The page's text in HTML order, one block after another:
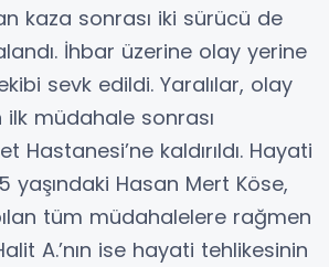
kaza sonrası iki sürücü de
İhbar üzerine olay yerine
sevk edildi. Yaralılar, olay
ilk müdahale sonrası
Hastanesi’ne kaldırıldı. Hayati
yaşındaki Hasan Mert Köse,
tüm müdahalelere rağmen
A.’nın ise hayati tehlikesinin